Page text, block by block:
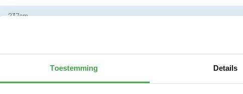
Toestemming Details
237cm
10 jaar garantie